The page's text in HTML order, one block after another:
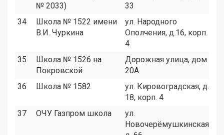
№ 2033)
33
34
Школа № 1522 имени
В.И. Чуркина
ул. Народного
Ополчения, д.16, корп.
4.
35
Школа № 1526 на
Покровской
Дорожная улица, дом
20А
36 Школа № 1582
ул. Кировоградская, д.
18, корп. 4
37 ОЧУ Газпром школа
ул.
Новочерёмушкинская,